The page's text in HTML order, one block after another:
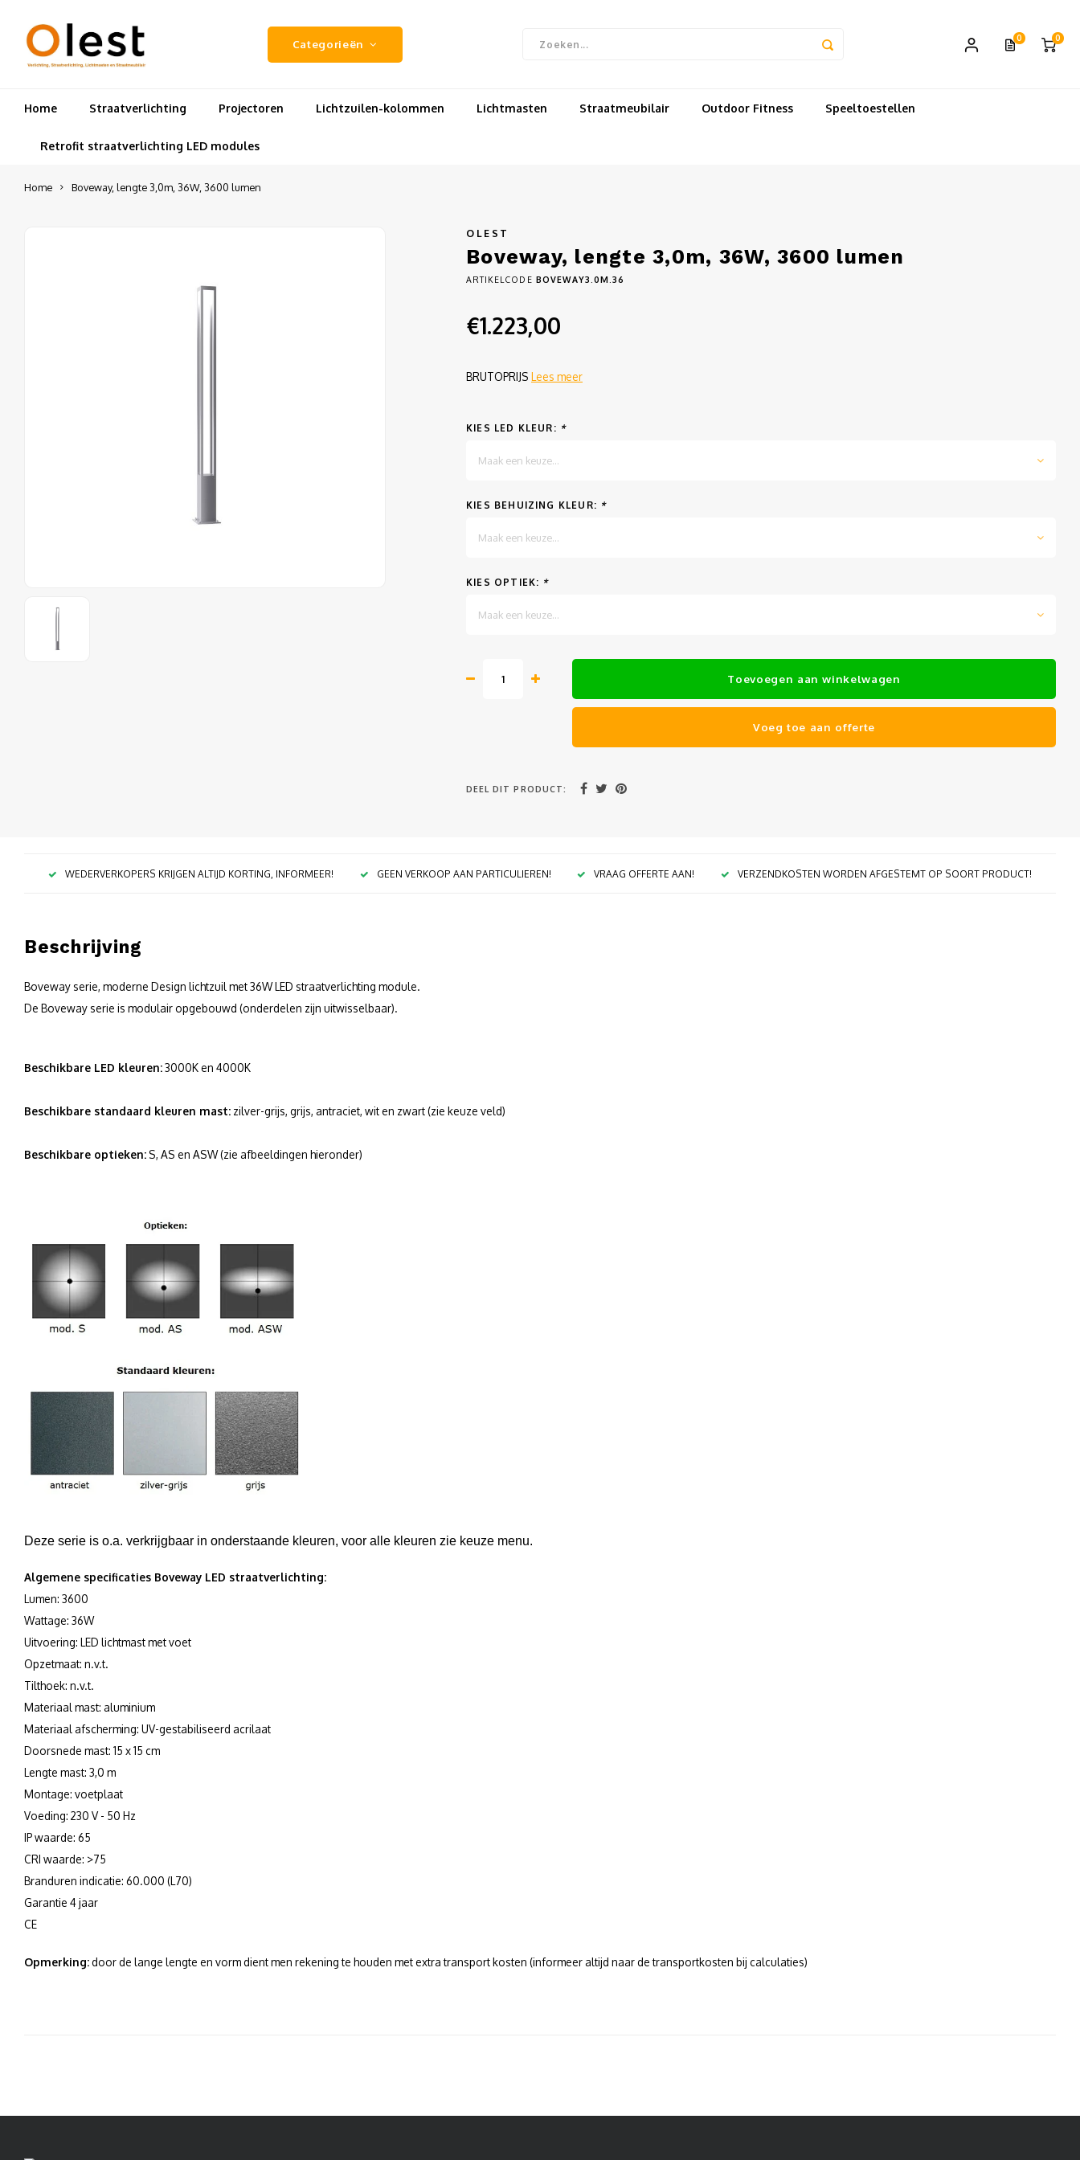
Categorieën 0 0
Home Straatverlichting Projectoren Lichtzuilen-kolommen Lichtmasten Straatmeubilair Outdoor Fitness Speeltoestellen
Retrofit straatverlichting LED modules
Home Boveway, lengte 3,0m, 36W, 3600 lumen
OLEST
Boveway, lengte 3,0m, 36W, 3600 lumen
ARTIKELCODE BOVEWAY3.0M.36
€1.223,00
BRUTOPRIJS Lees meer
KIES LED KLEUR: *
Maak een keuze...
KIES BEHUIZING KLEUR: *
Maak een keuze...
KIES OPTIEK: *
Maak een keuze...
Toevoegen aan winkelwagen
Voeg toe aan offerte
DEEL DIT PRODUCT:
WEDERVERKOPERS KRIJGEN ALTIJD KORTING, INFORMEER! GEEN VERKOOP AAN PARTICULIEREN! VRAAG OFFERTE AAN! VERZENDKOSTEN WORDEN AFGESTEMT OP SOORT PRODUCT!
Beschrijving
Boveway serie, moderne Design lichtzuil met 36W LED straatverlichting module.
De Boveway serie is modulair opgebouwd (onderdelen zijn uitwisselbaar).
Beschikbare LED kleuren:3000K en 4000K
Beschikbare standaard kleuren mast: zilver-grijs, grijs, antraciet, wit en zwart (zie keuze veld)
Beschikbare optieken: S, AS en ASW (zie afbeeldingen hieronder)
Deze serie is o.a. verkrijgbaar in onderstaande kleuren, voor alle kleuren zie keuze menu.
Algemene specificaties Boveway LED straatverlichting:
Lumen: 3600
Wattage: 36W
Uitvoering: LED lichtmast met voet
Opzetmaat: n.v.t.
Tilthoek: n.v.t.
Materiaal mast: aluminium
Materiaal afscherming: UV-gestabiliseerd acrilaat
Doorsnede mast: 15 x 15 cm
Lengte mast: 3,0 m
Montage: voetplaat
Voeding: 230 V - 50 Hz
IP waarde: 65
CRI waarde: >75
Branduren indicatie: 60.000 (L70)
Garantie 4 jaar
CE
Opmerking:door de lange lengte en vorm dient men rekening te houden met extra transport kosten (informeer altijd naar de transportkosten bij calculaties)